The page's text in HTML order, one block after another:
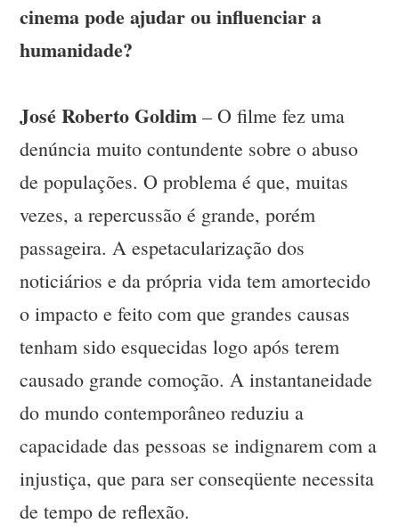
cinema pode ajudar ou influenciar a
humanidade?
José Roberto Goldim – O filme fez uma
denúncia muito contundente sobre o abuso
de populações. O problema é que, muitas
vezes, a repercussão é grande, porém
passageira. A espetacularização dos
noticiários e da própria vida tem amortecido
o impacto e feito com que grandes causas
tenham sido esquecidas logo após terem
causado grande comoção. A instantaneidade
do mundo contemporâneo reduziu a
capacidade das pessoas se indignarem com a
injustiça, que para ser conseqüente necessita
de tempo de reflexão.